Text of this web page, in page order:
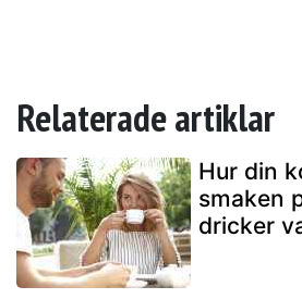
Relaterade artiklar
Hur din
smaken
dricker